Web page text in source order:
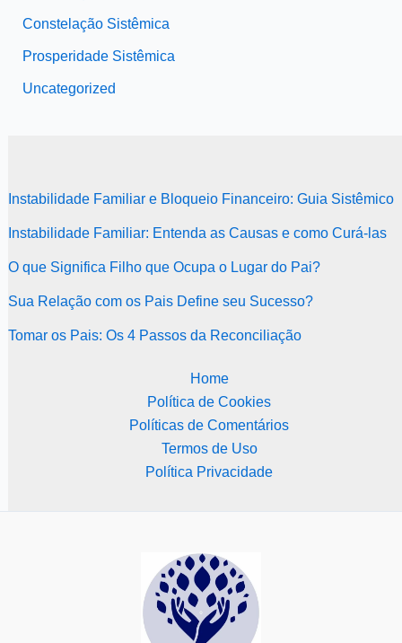
Constelação Sistêmica
Prosperidade Sistêmica
Uncategorized
Instabilidade Familiar e Bloqueio Financeiro: Guia Sistêmico
Instabilidade Familiar: Entenda as Causas e como Curá-las
O que Significa Filho que Ocupa o Lugar do Pai?
Sua Relação com os Pais Define seu Sucesso?
Tomar os Pais: Os 4 Passos da Reconciliação
Home
Política de Cookies
Políticas de Comentários
Termos de Uso
Política Privacidade